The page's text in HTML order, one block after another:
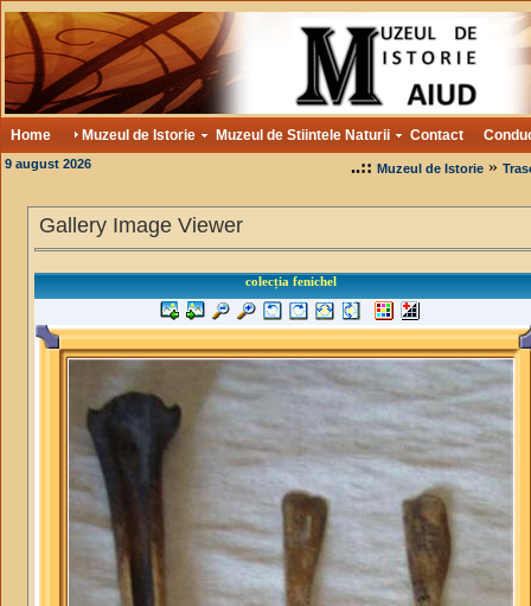
Home Muzeul de Istorie Muzeul de Stiintele Naturii Contact
9 august 2026 ..:: Muzeul de Istorie»
Gallery Image Viewer
colecția fenichel